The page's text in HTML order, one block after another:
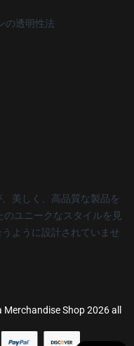
の透明性法
美しく、高品質な製品を
ユニークなスタイルを見
ように設計されていませ
Shop 2026 all